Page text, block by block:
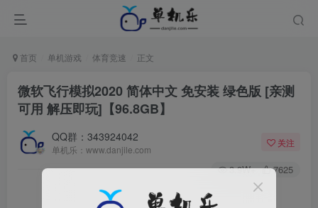
首页 单机游戏 体育竞速 正文
微软飞行模拟2020 简体中文 免安装 绿色版 [亲测
可用 解压即玩]【96.8GB】
QQ群：343924042
单机乐：www.danjile.com
关注
3.9W+ 7625